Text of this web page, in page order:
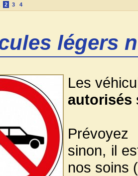
2 3 4
légers
Les
autorisés
sinon, il
nos soins